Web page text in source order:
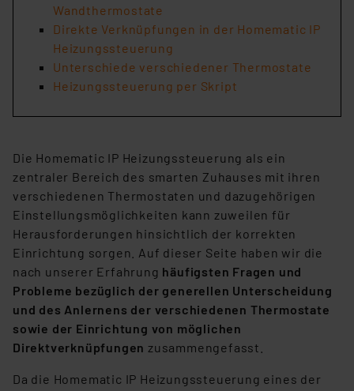
Wandthermostate
Direkte Verknüpfungen in der Homematic IP
Heizungssteuerung
Unterschiede verschiedener Thermostate
Heizungssteuerung per Skript
Die Homematic IP Heizungssteuerung als ein
zentraler Bereich des smarten Zuhauses mit ihren
verschiedenen Thermostaten und dazugehörigen
Einstellungsmöglichkeiten kann zuweilen für
Herausforderungen hinsichtlich der korrekten
Einrichtung sorgen. Auf dieser Seite haben wir die
nach unserer Erfahrung häufigsten Fragen und
Probleme bezüglich der generellen Unterscheidung
und des Anlernens der verschiedenen Thermostate
sowie der Einrichtung von möglichen
Direktverknüpfungen zusammengefasst.
Da die Homematic IP Heizungssteuerung eines der